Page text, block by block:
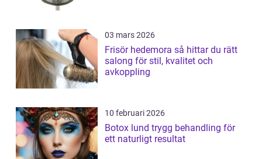
03 mars 2026
Frisör hedemora så hittar du rätt
salong för stil, kvalitet och
avkoppling
10 februari 2026
Botox lund trygg behandling för
ett naturligt resultat